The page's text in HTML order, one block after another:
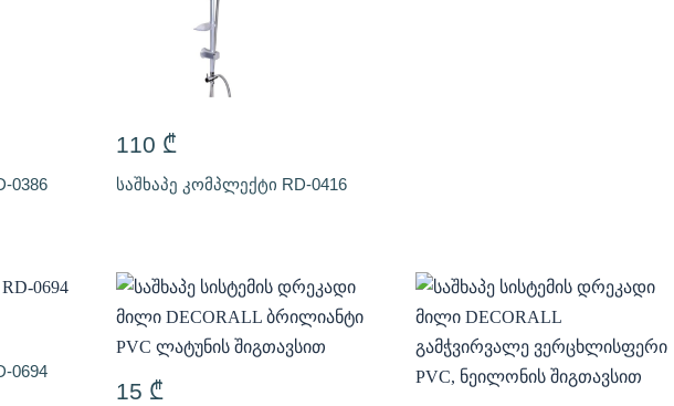
0386
110 ₾
საშხაპე კომპლექტი RD-0416
0694
15 ₾